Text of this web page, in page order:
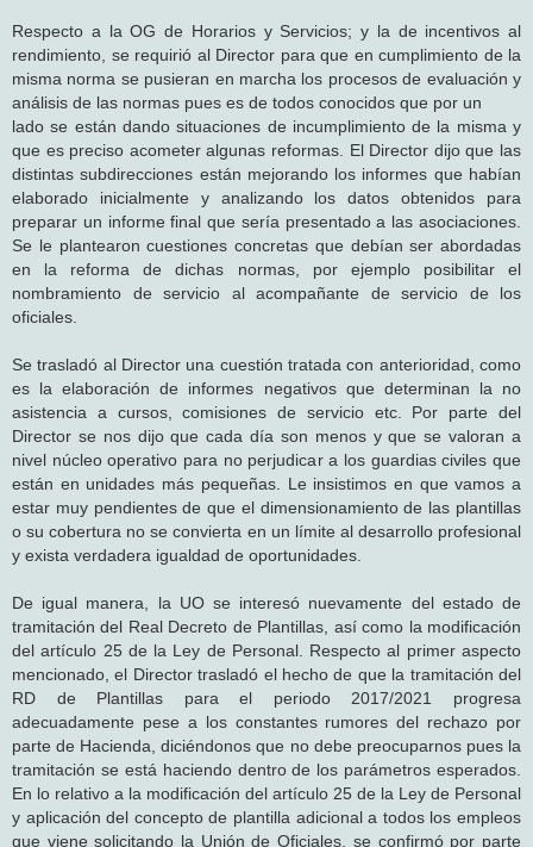
Respecto a la OG de Horarios y Servicios; y la de incentivos al
rendimiento, se requirió al Director para que en cumplimiento de la
misma norma se pusieran en marcha los procesos de evaluación y
análisis de las normas pues es de todos conocidos que por un
lado se están dando situaciones de incumplimiento de la misma y
que es preciso acometer algunas reformas. El Director dijo que las
distintas subdirecciones están mejorando los informes que habían
elaborado inicialmente y analizando los datos obtenidos para
preparar un informe final que sería presentado a las asociaciones.
Se le plantearon cuestiones concretas que debían ser abordadas
en la reforma de dichas normas, por ejemplo posibilitar el
nombramiento de servicio al acompañante de servicio de los
oficiales.
Se trasladó al Director una cuestión tratada con anterioridad, como
es la elaboración de informes negativos que determinan la no
asistencia a cursos, comisiones de servicio etc. Por parte del
Director se nos dijo que cada día son menos y que se valoran a
nivel núcleo operativo para no perjudicar a los guardias civiles que
están en unidades más pequeñas. Le insistimos en que vamos a
estar muy pendientes de que el dimensionamiento de las plantillas
o su cobertura no se convierta en un límite al desarrollo profesional
y exista verdadera igualdad de oportunidades.
De igual manera, la UO se interesó nuevamente del estado de
tramitación del Real Decreto de Plantillas, así como la modificación
del artículo 25 de la Ley de Personal. Respecto al primer aspecto
mencionado, el Director trasladó el hecho de que la tramitación del
RD de Plantillas para el periodo 2017/2021 progresa
adecuadamente pese a los constantes rumores del rechazo por
parte de Hacienda, diciéndonos que no debe preocuparnos pues la
tramitación se está haciendo dentro de los parámetros esperados.
En lo relativo a la modificación del artículo 25 de la Ley de Personal
y aplicación del concepto de plantilla adicional a todos los empleos
que viene solicitando la Unión de Oficiales, se confirmó por parte